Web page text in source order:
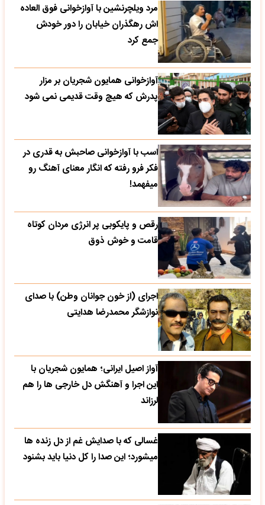
مرد ویلچرنشین با آوازخوانی فوق العاده
اش رهگذران خیابان را دور خودش
جمع کرد
آوازخوانی همایون شجریان بر مزار
پدرش که هیچ وقت قدیمی نمی شود
اسب با آوازخوانی صاحبش به قدری در
فکر فرو رفته که انگار معنای آهنگ رو
میفهمد!
رقص و پایکوبی پر انرژی مردان کوتاه
قامت و خوش ذوق
اجرای (از خون جوانان وطن) با صدای
نوازشگر محمدرضا هدایتی
آواز اصیل ایرانی؛ همایون شجریان با
این اجرا و آهنگش دل خارجی ها را هم
لرزاند
غسالی که با صدایش غم از دل زنده ها
میشورد؛ این صدا را کل دنیا باید بشنود